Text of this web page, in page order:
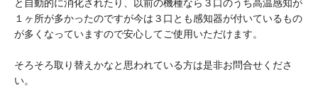
と自動的に消化されたり、以前の機種なら３口のうち高温感知が
１ヶ所が多かったのですが今は３口とも感知器が付いているもの
が多くなっていますので安心してご使用いただけます。
そろそろ取り替えかなと思われている方は是非お問合せくださ
い。